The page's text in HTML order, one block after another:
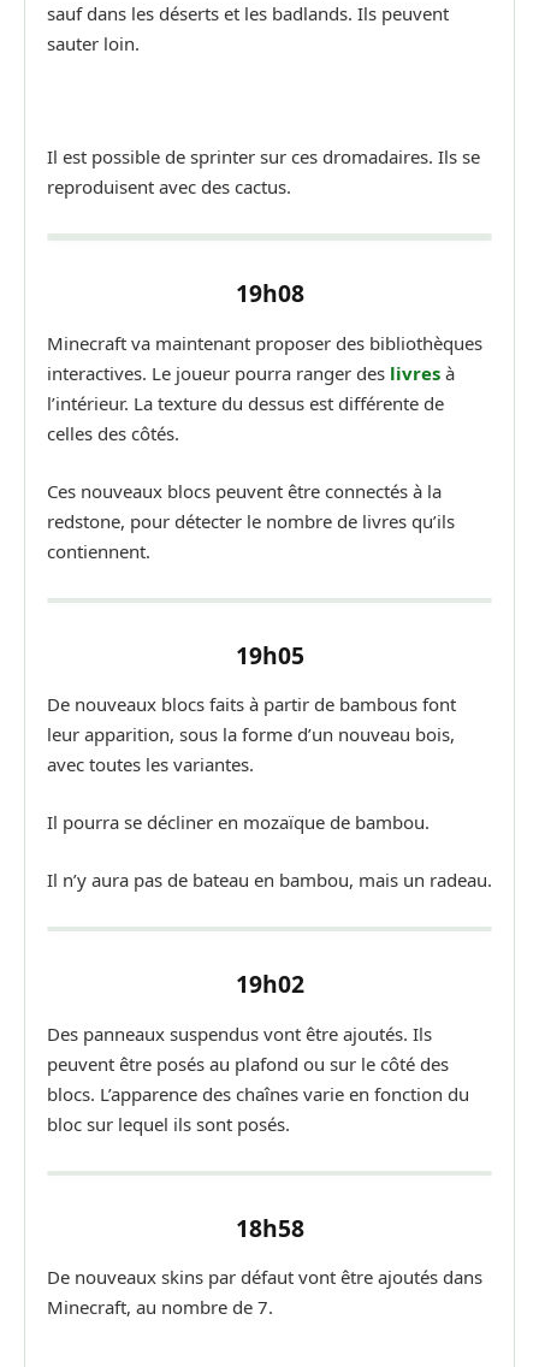
sauf dans les déserts et les badlands. Ils peuvent
sauter loin.
Il est possible de sprinter sur ces dromadaires. Ils se
reproduisent avec des cactus.
19h08
Minecraft va maintenant proposer des bibliothèques
interactives. Le joueur pourra ranger des livres à
l’intérieur. La texture du dessus est différente de
celles des côtés.
Ces nouveaux blocs peuvent être connectés à la
redstone, pour détecter le nombre de livres qu’ils
contiennent.
19h05
De nouveaux blocs faits à partir de bambous font
leur apparition, sous la forme d’un nouveau bois,
avec toutes les variantes.
Il pourra se décliner en mozaïque de bambou.
Il n’y aura pas de bateau en bambou, mais un radeau.
19h02
Des panneaux suspendus vont être ajoutés. Ils
peuvent être posés au plafond ou sur le côté des
blocs. L’apparence des chaînes varie en fonction du
bloc sur lequel ils sont posés.
18h58
De nouveaux skins par défaut vont être ajoutés dans
Minecraft, au nombre de 7.